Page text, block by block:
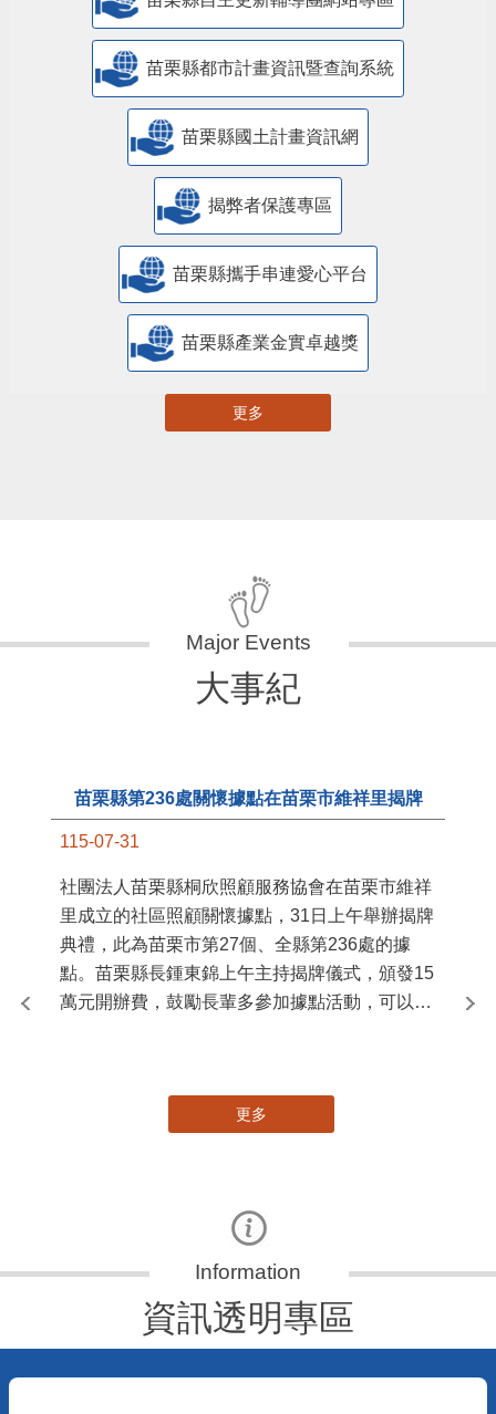
苗栗縣都市計畫資訊暨查詢系統
苗栗縣國土計畫資訊網
揭弊者保護專區
苗栗縣攜手串連愛心平台
苗栗縣產業金實卓越獎
更多
大事紀
苗栗縣第236處關懷據點在苗栗市維祥里揭牌
115-07-31
社團法人苗栗縣桐欣照顧服務協會在苗栗市維祥
里成立的社區照顧關懷據點，31日上午舉辦揭牌
典禮，此為苗栗市第27個、全縣第236處的據
點。苗栗縣長鍾東錦上午主持揭牌儀式，頒發15
萬元開辦費，鼓勵長輩多參加據點活動，可以更
縣
更多
資訊透明專區